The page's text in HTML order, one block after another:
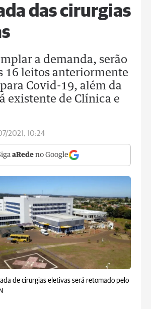
das cirurgias
a demanda, serão
16 leitos anteriormente
Covid-19, além da
existente de Clínica e
2021, 10:24
aRede no Google
de cirurgias eletivas será retomado pelo